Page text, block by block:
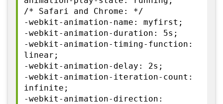
/* Safari and Chrome: */
-webkit-animation-name: myfirst;
-webkit-animation-duration: 5s;
-webkit-animation-timing-function:
linear;
-webkit-animation-delay: 2s;
-webkit-animation-iteration-count:
infinite;
-webkit-animation-direction: